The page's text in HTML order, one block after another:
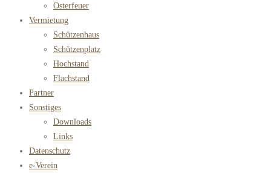
Osterfeuer
Vermietung
Schützenhaus
Schützenplatz
Hochstand
Flachstand
Partner
Sonstiges
Downloads
Links
Datenschutz
e-Verein